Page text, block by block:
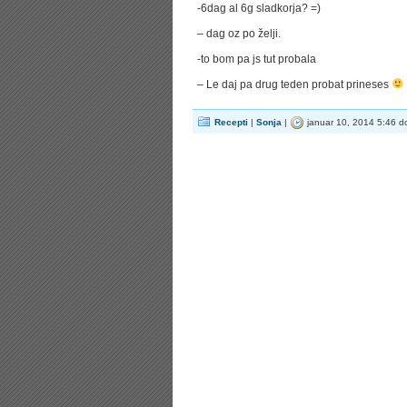
-6dag al 6g sladkorja? =)
– dag oz po želji.
-to bom pa js tut probala
– Le daj pa drug teden probat prineses
Recepti | Sonja | januar 10, 2014 5:46